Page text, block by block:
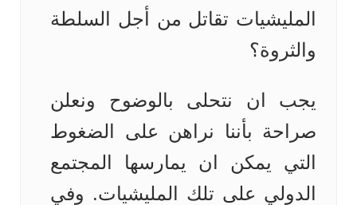
المليشيات تقاتل من أجل السلطة
والثروة؟
يجب ان نتحلى بالوضوح ونعلن
صراحة بأننا نراهن على الضغوط
التي يمكن ان يمارسها المجتمع
الدولي على تلك المليشيات. وفي